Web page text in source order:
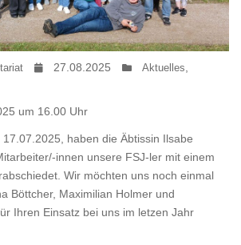
27.08.2025 Aktuelles,
um 16.00 Uhr
haben die Äbtissin Ilsabe
innen unsere FSJ-ler mit einem
Wir möchten uns noch einmal
Böttcher, Maximilian Holmer und
Ihren Einsatz bei uns im letzen Jahr